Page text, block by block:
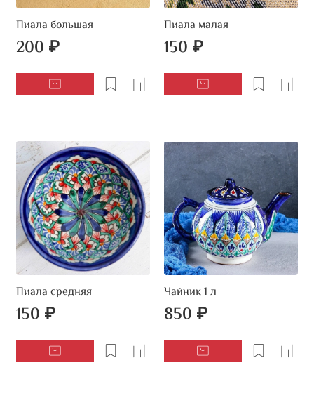
Пиала большая
200 ₽
Пиала малая
150 ₽
Пиала средняя
150 ₽
Чайник 1 л
850 ₽